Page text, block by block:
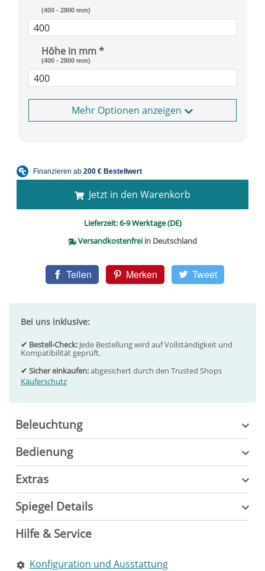
Beleuchtung
Bedienung
Extras
Spiegel Details
Hilfe & Service
Konfiguration und Ausstattung
(400 - 2800 mm)
Höhe in mm *
(400 - 2800 mm)
Optionen anzeigen
Jetzt in den Warenkorb
Lieferzeit:6-9 Werktage (DE)
Versandkostenfrei in Deutschland
Teilen Merken Tweet
Bei uns inklusive:
✔ Bestell-Check: Jede Bestellung wird auf Vollständigkeit und
Kompatibilität geprüft.
✔ Sicher einkaufen:abgesichert durch den Trusted Shops
Käuferschutz